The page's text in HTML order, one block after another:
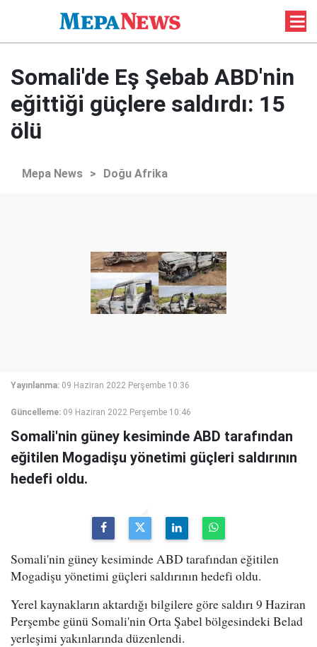
Somali'de Eş Şebab ABD'nin
eğittiği güçlere saldırdı: 15
ölü
Mepa News > Doğu Afrika
Yayınlanma: 09 Haziran 2022 Perşembe 10:36
Güncelleme: 09 Haziran 2022 Perşembe 10:46
Somali'nin güney kesiminde ABD tarafından
eğitilen Mogadişu yönetimi güçleri saldırının
hedefi oldu.
Somali'nin güney kesiminde ABD tarafından eğitilen
Mogadişu yönetimi güçleri saldırının hedefi oldu.
Yerel kaynakların aktardığı bilgilere göre saldırı 9 Haziran
Perşembe günü Somali'nin Orta Şabel bölgesindeki Belad
yerleşimi yakınlarında düzenlendi.